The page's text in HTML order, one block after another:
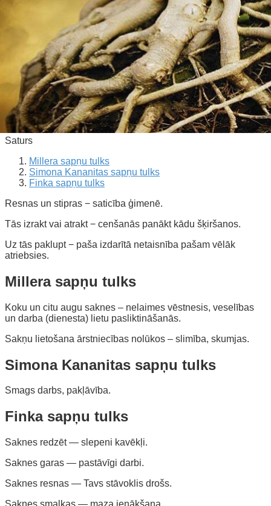
Saturs
Millera sapņu tulks
Simona Kananitas sapņu tulks
Finka sapņu tulks
Resnas un stipras − saticība ģimenē.
Tās izrakt vai atrakt − cenšanās panākt kādu šķiršanos.
Uz tās paklupt − paša izdarītā netaisnība pašam vēlāk
atriebsies.
Millera sapņu tulks
Koku un citu augu saknes – nelaimes vēstnesis, veselības
un darba (dienesta) lietu pasliktināšanās.
Sakņu lietošana ārstniecības nolūkos – slimība, skumjas.
Simona Kananitas sapņu tulks
Smags darbs, pakļāvība.
Finka sapņu tulks
Saknes redzēt — slepeni kavēkļi.
Saknes garas — pastāvīgi darbi.
Saknes resnas — Tavs stāvoklis drošs.